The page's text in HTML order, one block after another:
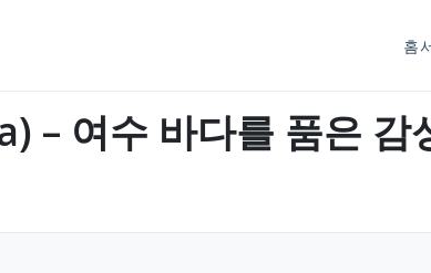
홈
– 여수 바다를 품은 감